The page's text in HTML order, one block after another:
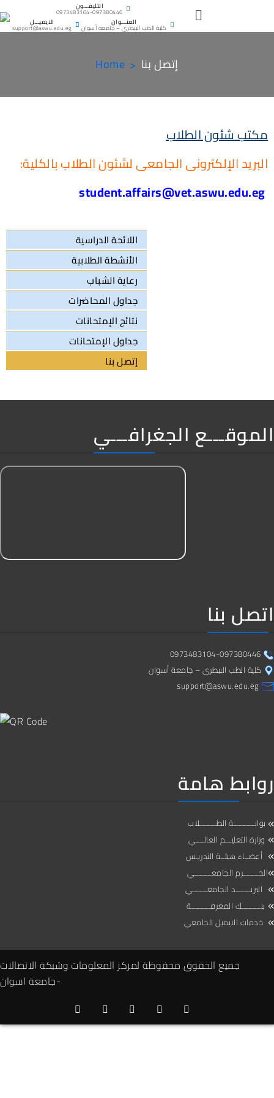
التليفـــون
0973483104-097380446
العنـــوان
كلية الطب البيطرى – جامعة أسوان
الايميـــل
support@aswu.edu.eg
Home إتصل بنا
مكتب شئون الطلاب
البريد الإلكترونى الجامعى لشئون الطلاب بالكلية:
اللائحة الدراسية
الأنشطة الطلابية
رعاية الشباب
جداول المحاضرات
نتائج الإمتحانات
جداول الإمتحانات
إتصل بنا
الموقـــع الجغرافـــي
اتصل بنا
0973483104-097380446
support@aswu.edu.eg
روابط هامة
وزارة التعليـــم العالــــي
أعضــاء هيئــة التدريـس
الحـــــــرم الجامعــــــــي
البريـــــــد الجامعـــــــي
بنـــــــــك المعرفـــــــــة
جميع الحقوق محفوظة لمركز المعلومات وشبكة الاتصالات
-جامعة اسوان